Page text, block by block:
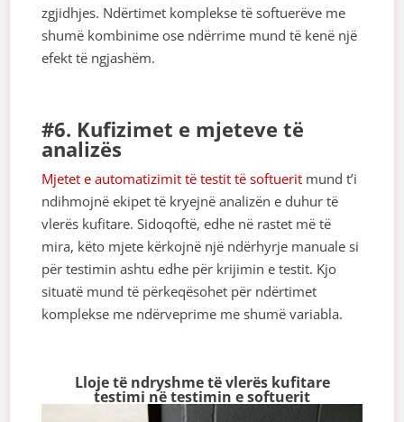
zgjidhjes. Ndërtimet komplekse të softuerëve me
shumë kombinime ose ndërrime mund të kenë një
efekt të ngjashëm.
#6. Kufizimet e mjeteve të
analizës
Mjetet e automatizimit të testit të softuerit mund t’i
ndihmojnë ekipet të kryejnë analizën e duhur të
vlerës kufitare. Sidoqoftë, edhe në rastet më të
mira, këto mjete kërkojnë një ndërhyrje manuale si
për testimin ashtu edhe për krijimin e testit. Kjo
situatë mund të përkeqësohet për ndërtimet
komplekse me ndërveprime me shumë variabla.
Lloje të ndryshme të vlerës kufitare
testimi në testimin e softuerit